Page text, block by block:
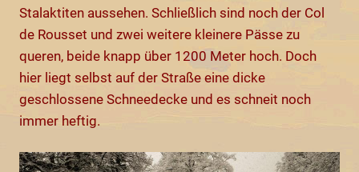
Stalaktiten aussehen. Schließlich sind noch der Col
de Rousset und zwei weitere kleinere Pässe zu
queren, beide knapp über 1200 Meter hoch. Doch
hier liegt selbst auf der Straße eine dicke
geschlossene Schneedecke und es schneit noch
immer heftig.